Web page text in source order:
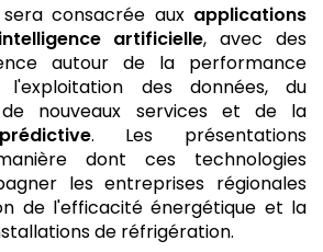
consacrée aux applications
artificielle, avec des
autour de la performance
l'exploitation des données, du
nouveaux services et de la
. Les présentations
dont ces technologies
les entreprises régionales
de l'efficacité énergétique et la
de réfrigération.